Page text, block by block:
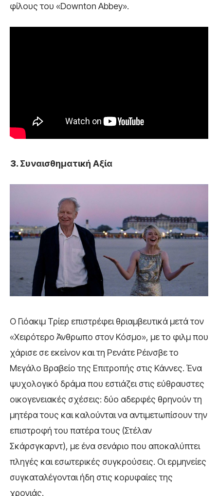
φίλους του «Downton Abbey».
Συναισθηματική Αξία
Ο Γιόακιμ Τρίερ επιστρέφει θριαμβευτικά μετά τον
«Χειρότερο Άνθρωπο στον Κόσμο», με το φιλμ που
χάρισε σε εκείνον και τη Ρενάτε Ρέινσβε το
Μεγάλο Βραβείο της Επιτροπής στις Κάννες. Ένα
ψυχολογικό δράμα που εστιάζει στις εύθραυστες
οικογενειακές σχέσεις: δύο αδερφές θρηνούν τη
μητέρα τους και καλούνται να αντιμετωπίσουν την
επιστροφή του πατέρα τους (Στέλαν
Σκάρσγκαρντ), με ένα σενάριο που αποκαλύπτει
πληγές και εσωτερικές συγκρούσεις. Οι ερμηνείες
συγκαταλέγονται ήδη στις κορυφαίες της
χρονιάς.